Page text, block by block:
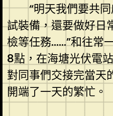
“明天我們要共
試裝備，還要做好日
檢等任務……”和往常
8點，在海塘光伏電
對同事們交接完當天
開端了一天的繁忙。